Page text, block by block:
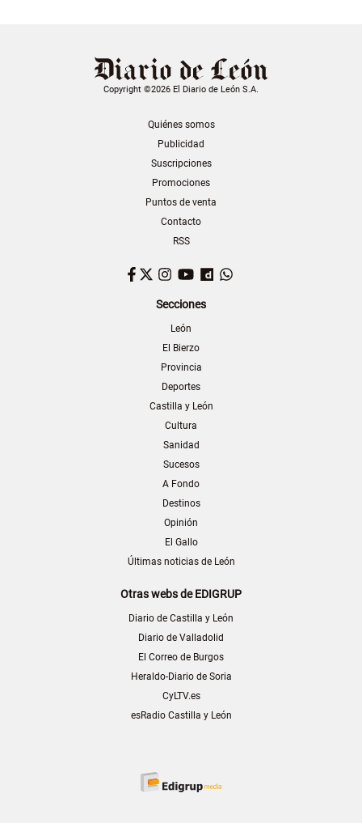
Copyright ©2026 El Diario de León S.A.
Quiénes somos
Publicidad
Suscripciones
Promociones
Puntos de venta
Contacto
RSS
Facebook
TwitterInstagram
YouTubeDailymotion
Secciones
León
El Bierzo
Provincia
Deportes
Castilla y León
Cultura
Sanidad
Sucesos
A Fondo
Destinos
Opinión
El Gallo
Últimas noticias de León
Otras webs de EDIGRUP
Diario de Castilla y León
Diario de Valladolid
El Correo de Burgos
Heraldo-Diario de Soria
CyLTV.es
esRadio Castilla y León